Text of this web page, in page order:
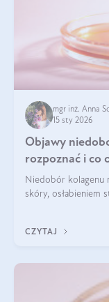
mgr inż. Anna
15 sty 2026
Objawy
rozpoznać i co
Niedobór kolagenu
skóry, osłabieniem
osłabienie włosów.
CZYTAJ